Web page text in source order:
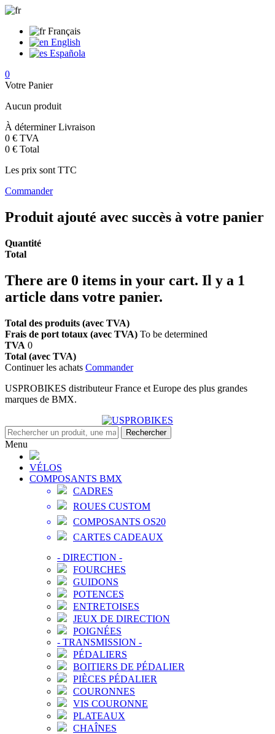
Français
English
Española
0
Votre Panier
Aucun produit
À déterminerLivraison
0 € TVA
0 € Total
Les prix sont TTC
Commander
Produit ajouté avec succès à votre panier
Quantité
Total
There are 0 items in your cart. Il y a 1
article dans votre panier.
Total des produits (avec TVA)
Frais de port totaux (avec TVA) To be determined
TVA 0
Total (avec TVA)
Continuer les achats Commander
USPROBIKES distributeur France et Europe des plus grandes
marques de BMX.
Rechercher
Menu
VÉLOS
COMPOSANTS BMX
CADRES
ROUES CUSTOM
COMPOSANTS OS20
CARTES CADEAUX
- DIRECTION -
FOURCHES
GUIDONS
POTENCES
ENTRETOISES
JEUX DE DIRECTION
POIGNÉES
- TRANSMISSION -
PÉDALIERS
BOITIERS DE PÉDALIER
PIÈCES PÉDALIER
COURONNES
VIS COURONNE
PLATEAUX
CHAÎNES